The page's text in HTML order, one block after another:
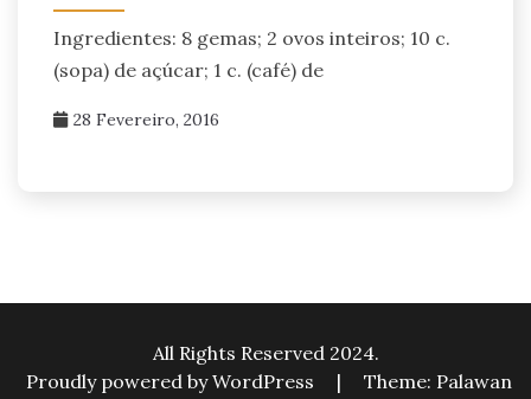
Ingredientes: 8 gemas; 2 ovos inteiros; 10 c.
(sopa) de açúcar; 1 c. (café) de
28 Fevereiro, 2016
All Rights Reserved 2024.
Proudly powered by WordPress
|
Theme: Palawan